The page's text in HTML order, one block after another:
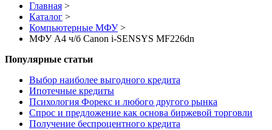
Главная >
Каталог >
Компьютерные МФУ >
МФУ А4 ч/б Canon i-SENSYS MF226dn
Популярные статьи
Выбор наиболее выгодного кредита
Ипотечные кредиты
Психология Форекс и любого другого рынка
Спрос и предложение как основа биржевой торговли
Получение беспроцентного кредита